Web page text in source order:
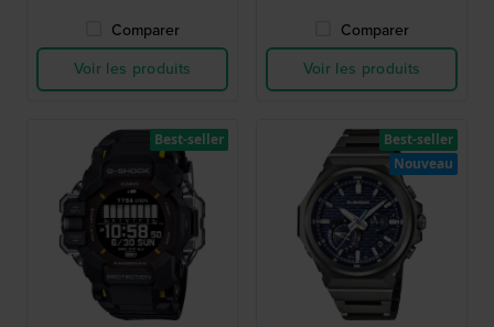
Comparer
Voir les produits
Comparer
Voir les produits
Best-seller
Best-seller
Nouveau